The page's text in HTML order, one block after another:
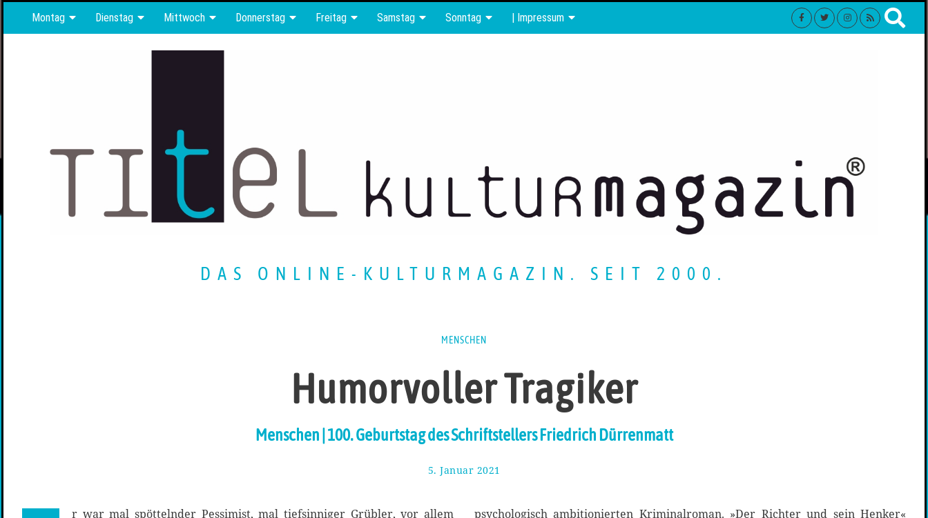
Montag Dienstag Mittwoch Donnerstag Freitag Samstag Sonntag | Impressum
DAS ONLINE-KULTURMAGAZIN. SEIT 2000.
MENSCHEN
Humorvoller Tragiker
Menschen | 100. Geburtstag des Schriftstellers Friedrich Dürrenmatt
5. Januar 2021
J
r war mal spöttelnder Pessimist, mal tiefsinniger Grübler, vor allem
psychologisch ambitionierten Kriminalroman. »Der Richter und sein Henker«